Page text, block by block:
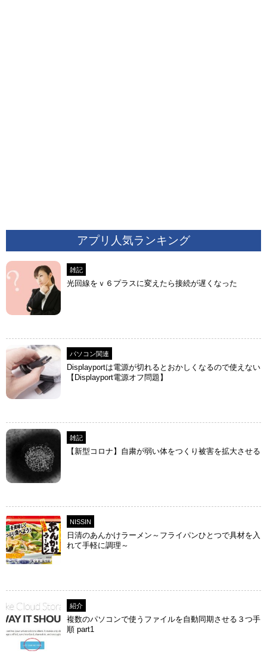
アプリ人気ランキング
雑記
光回線をｖ６プラスに変えたら接続が遅くなった
パソコン関連
Displayportは電源が切れるとおかしくなるので使えない
【Displayport電源オフ問題】
雑記
【新型コロナ】自粛が弱い体をつくり被害を拡大させる
NISSIN
日清のあんかけラーメン～フライパンひとつで具材を入
れて手軽に調理～
紹介
複数のパソコンで使うファイルを自動同期させる３つ手
順 part1